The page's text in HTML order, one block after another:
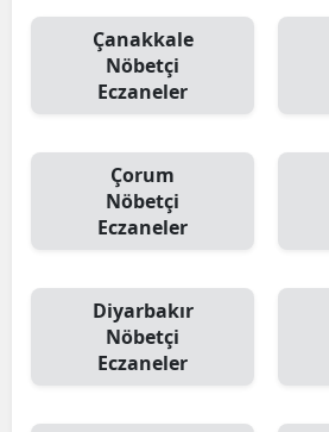
Çanakkale
Nöbetçi
Eczaneler
Çorum
Nöbetçi
Eczaneler
Diyarbakır
Nöbetçi
Eczaneler